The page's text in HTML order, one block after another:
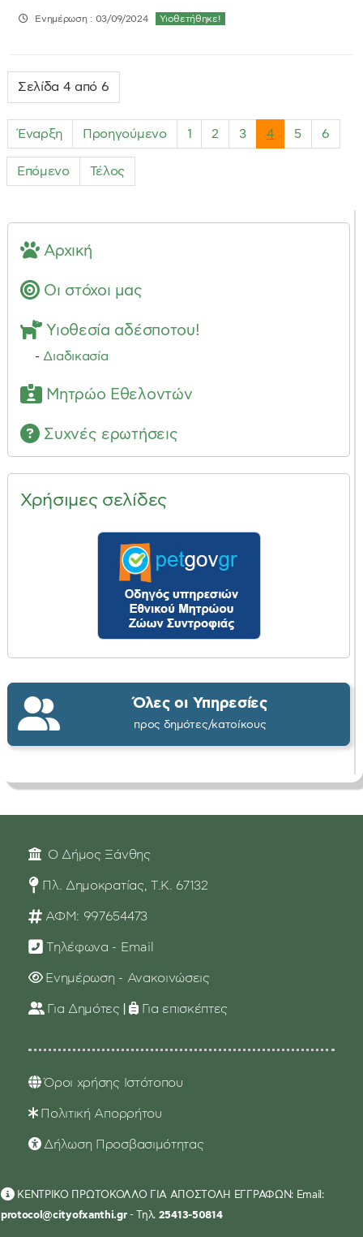
Υιοθετήθηκε!
Ενημέρωση : 03/09/2024
Σελίδα 4 από 6
Έναρξη Προηγούμενο 1 2 3 4 5 6
Επόμενο Τέλος
Αρχική
Οι στόχοι μας
Υιοθεσία αδέσποτου!
- Διαδικασία
Μητρώο Εθελοντών
Συχνές ερωτήσεις
Χρήσιμες σελίδες
Όλες οι Υπηρεσίες
προς δημότες/κατοίκους
Ο Δήμος Ξάνθης
Πλ. Δημοκρατίας, Τ.Κ. 67132
ΑΦΜ: 997654473
Τηλέφωνα - Email
Ενημέρωση - Ανακοινώσεις
Για Δημότες | Για επισκέπτες
Όροι χρήσης Ιστότοπου
Πολιτική Απορρήτου
Δήλωση Προσβασιμότητας
ΚΕΝΤΡΙΚΟ ΠΡΩΤΟΚΟΛΛΟ ΓΙΑ ΑΠΟΣΤΟΛΗ ΕΓΓΡΑΦΩΝ: Email:
protocol@cityofxanthi.gr- Τηλ. 25413-50814